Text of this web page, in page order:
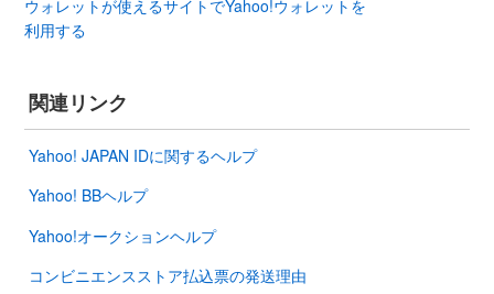
ウォレットが使えるサイトでYahoo!ウォレットを
利用する
関連リンク
Yahoo! JAPAN IDに関するヘルプ
Yahoo! BBヘルプ
Yahoo!オークションヘルプ
コンビニエンスストア払込票の発送理由